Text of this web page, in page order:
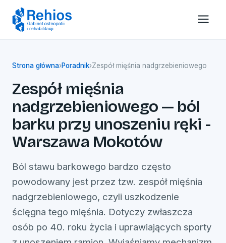
Strona główna›Poradnik›Zespół mięśnia nadgrzebieniowego
Zespół mięśnia
nadgrzebieniowego — ból
barku przy unoszeniu ręki -
Warszawa Mokotów
Ból stawu barkowego bardzo często
powodowany jest przez tzw. zespół mięśnia
nadgrzebieniowego, czyli uszkodzenie
ścięgna tego mięśnia. Dotyczy zwłaszcza
osób po 40. roku życia i uprawiających sporty